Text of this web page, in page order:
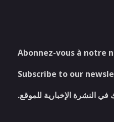
Abonnez-vous à notre
Subscribe to our
النشرة الإخبارية للموقع.